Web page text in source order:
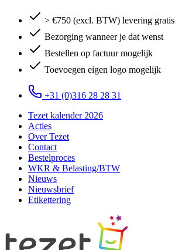
> €750 (excl. BTW) levering gratis
Bezorging wanneer je dat wenst
Bestellen op factuur mogelijk
Toevoegen eigen logo mogelijk
+31 (0)316 28 28 31
Tezet kalender 2026
Acties
Over Tezet
Contact
Bestelproces
WKR & Belasting/BTW
Nieuws
Nieuwsbrief
Etikettering